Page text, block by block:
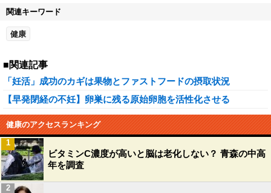
関連キーワード
健康
■関連記事
「妊活」成功のカギは果物とファストフードの摂取状況
【早発閉経の不妊】卵巣に残る原始卵胞を活性化させる
健康のアクセスランキング
ビタミンC濃度が高いと脳は老化しない？ 青森の中高
年を調査
1
2